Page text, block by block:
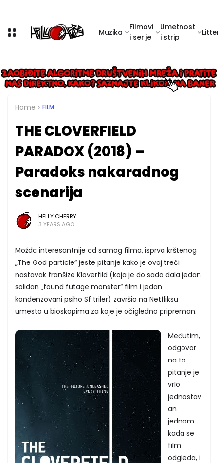
Muzika
Filmovi
i serije
Umetnost
i strip
Home FILM
THE CLOVERFIELD
PARADOX (2018) –
Paradoks nakaradnog
scenarija
HELLY CHERRY
3 YEARS AGO
Možda interesantnije od samog filma, isprva krštenog
„The God particle“ jeste pitanje kako je ovaj treći
nastavak franšize Kloverfild (koja je do sada dala jedan
solidan „found futage monster“ film i jedan
kondenzovani psiho Sf triler) završio na Netfliksu
umesto u bioskopima za koje je očigledno pripreman.
Međutim,
odgovor
na to
pitanje je
vrlo
jednostav
an
jednom
kada se
film
odgleda, i